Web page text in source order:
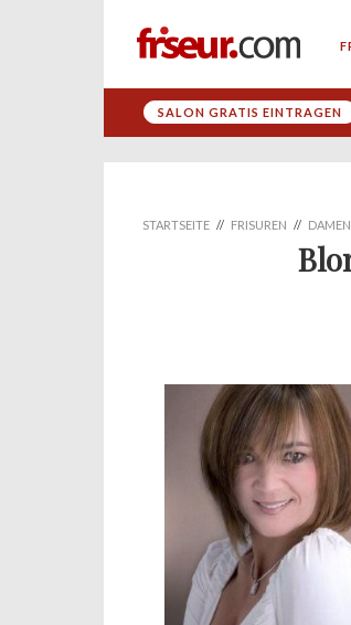
SALON GRATIS EINTRAGEN
STARTSEITE // FRISUREN // DAMEN